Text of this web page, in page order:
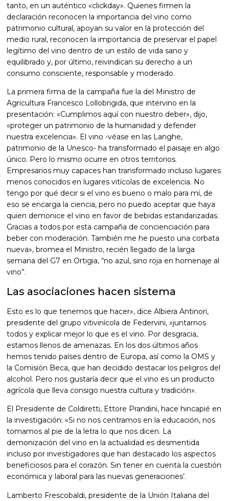
tanto, en un auténtico «clickday». Quienes firmen la
declaración reconocen la importancia del vino como
patrimonio cultural, apoyan su valor en la protección del
medio rural, reconocen la importancia de preservar el papel
legítimo del vino dentro de un estilo de vida sano y
equilibrado y, por último, reivindican su derecho a un
consumo consciente, responsable y moderado.
La primera firma de la campaña fue la del Ministro de
Agricultura Francesco Lollobrigida, que intervino en la
presentación: «Cumplimos aquí con nuestro deber», dijo,
«proteger un patrimonio de la humanidad y defender
nuestra excelencia». El vino -véase en las Langhe,
patrimonio de la Unesco- ha transformado el paisaje en algo
único. Pero lo mismo ocurre en otros territorios.
Empresarios muy capaces han transformado incluso lugares
menos conocidos en lugares vitícolas de excelencia. No
tengo por qué decir si el vino es bueno o malo para mí, de
eso se encarga la ciencia, pero no puedo aceptar que haya
quien demonice el vino en favor de bebidas estandarizadas.
Gracias a todos por esta campaña de concienciación para
beber con moderación. También me he puesto una corbata
nueva», bromea el Ministro, recién llegado de la larga
semana del G7 en Ortigia, “no azul, sino roja en homenaje al
vino”.
Las asociaciones hacen sistema
Esto es lo que tenemos que hacer», dice Albiera Antinori,
presidente del grupo vitivinícola de Federvini, »juntarnos
todos y explicar mejor lo que es el vino. Por desgracia,
estamos llenos de amenazas. En los dos últimos años
hemos tenido países dentro de Europa, así como la OMS y
la Comisión Beca, que han decidido destacar los peligros del
alcohol. Pero nos gustaría decir que el vino es un producto
agrícola que lleva consigo nuestra cultura y tradición».
El Presidente de Coldiretti, Ettore Prandini, hace hincapié en
la investigación: «Si no nos centramos en la educación, nos
tomamos al pie de la letra lo que nos dicen. La
demonización del vino en la actualidad es desmentida
incluso por investigadores que han destacado los aspectos
beneficiosos para el corazón. Sin tener en cuenta la cuestión
económica y laboral para las nuevas generaciones’.
Lamberto Frescobaldi, presidente de la Unión Italiana del